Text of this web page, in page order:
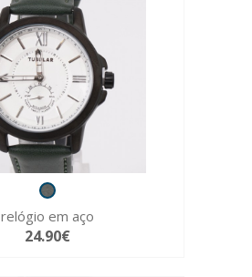
relógio em aço
24.90€